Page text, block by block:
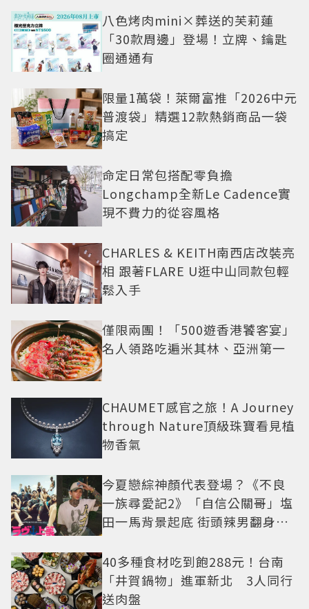
八色烤肉mini×葬送的芙莉蓮
「30款周邊」登場！立牌、鑰匙
圈通通有
限量1萬袋！萊爾富推「2026中元
普渡袋」精選12款熱銷商品一袋
搞定
命定日常包搭配零負擔
Longchamp全新Le Cadence實
現不費力的從容風格
CHARLES & KEITH南西店改裝亮
相 跟著FLARE U逛中山同款包輕
鬆入手
僅限兩團！「500遊香港饕客宴」
名人領路吃遍米其林、亞洲第一
CHAUMET感官之旅！A Journey
through Nature頂級珠寶看見植
物香氣
今夏戀綜神顏代表登場？《不良
一族尋愛記2》「自信公關哥」塩
田一馬背景起底 街頭辣男翻身當
40多種食材吃到飽288元！台南
「井賀鍋物」進軍新北 3人同行
送肉盤